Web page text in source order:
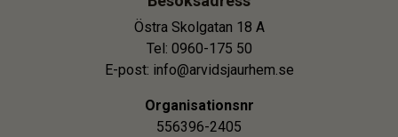
Östra Skolgatan 18 A
Tel: 0960-175 50
E-post: info@arvidsjaurhem.se
Organisationsnr
556396-2405